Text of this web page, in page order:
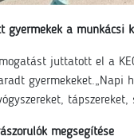
gyermekek a munkácsi
juttatott el a
megsegítése